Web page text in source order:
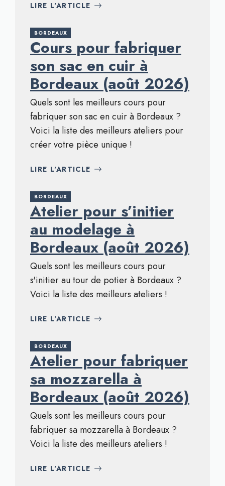
LIRE L'ARTICLE
BORDEAUX
Cours pour fabriquer
son sac en cuir à
Bordeaux (août 2026)
Quels sont les meilleurs cours pour
fabriquer son sac en cuir à Bordeaux ?
Voici la liste des meilleurs ateliers pour
créer votre pièce unique !
LIRE L'ARTICLE
BORDEAUX
Atelier pour s’initier
au modelage à
Bordeaux (août 2026)
Quels sont les meilleurs cours pour
s'initier au tour de potier à Bordeaux ?
Voici la liste des meilleurs ateliers !
LIRE L'ARTICLE
BORDEAUX
Atelier pour fabriquer
sa mozzarella à
Bordeaux (août 2026)
Quels sont les meilleurs cours pour
fabriquer sa mozzarella à Bordeaux ?
Voici la liste des meilleurs ateliers !
LIRE L'ARTICLE